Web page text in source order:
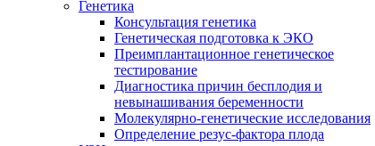
Генетика
Консультация генетика
Генетическая подготовка к ЭКО
Преимплантационное генетическое
тестирование
Диагностика причин бесплодия и
невынашивания беременности
Молекулярно-генетические исследования
Определение резус-фактора плода